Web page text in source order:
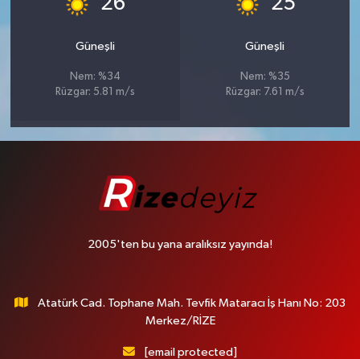
Güneşli
Nem: %34
Rüzgar: 5.81 m/s
Güneşli
Nem: %35
Rüzgar: 7.61 m/s
2005'ten bu yana aralıksız yayında!
Atatürk Cad. Tophane Mah. Tevfik Mataracı İş Hanı No: 203
Merkez/RİZE
[email protected]